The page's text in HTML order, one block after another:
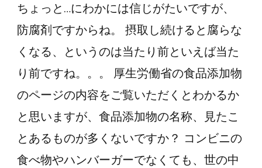
ちょっと…にわかには信じがたいですが、
防腐剤ですからね。 摂取し続けると腐らな
くなる、というのは当たり前といえば当た
り前ですね。。。 厚生労働省の食品添加物
のページの内容をご覧いただくとわかるか
と思いますが、食品添加物の名称、見たこ
とあるものが多くないですか？ コンビニの
食べ物やハンバーガーでなくても、世の中